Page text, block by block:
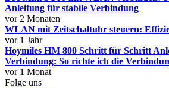
Anleitung für stabile Verbindung
vor 2 Monaten
WLAN mit Zeitschaltuhr steuern:
vor 1 Jahr
Hoymiles HM 800 Schritt für Schritt
Verbindung: So richte ich die
vor 1 Monat
Folge uns